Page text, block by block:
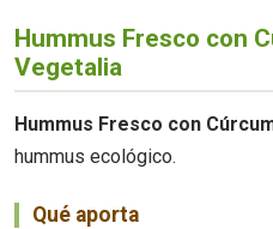
Hummus Fresco con
Vegetalia
Hummus Fresco con
hummus ecológico.
Qué aporta